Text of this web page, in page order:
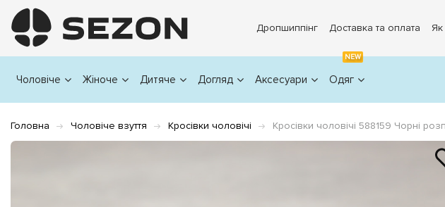
Дропшиппінг Доставка та оплата Як
Чоловіче Жіноче Дитяче Догляд Аксесуари
NEW
Одяг
Головна Чоловіче взуття Кросівки чоловічі Кросівки чоловічі 588159 Чорні